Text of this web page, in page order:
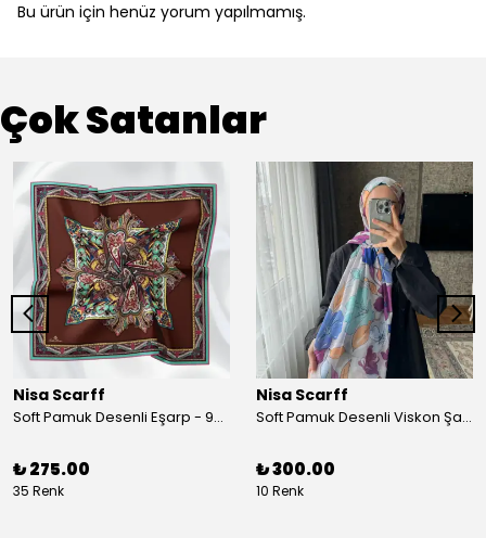
Bu ürün için henüz yorum yapılmamış.
Çok Satanlar
Nisa Scarff
Soft Pamuk Desenli Eşarp - 90 x 90 cm - Acı Kahve/Koyu Sarı
₺ 275.00
35 Renk
Nisa Scarff
Soft Pamuk Desenli Viskon Şal - 77 x 200 cm - Kırık Beyaz/Mor
₺ 300.00
10 Renk